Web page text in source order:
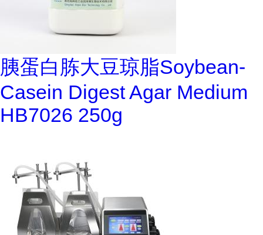
胰蛋白胨大豆琼脂Soybean-
Casein Digest Agar Medium
HB7026 250g